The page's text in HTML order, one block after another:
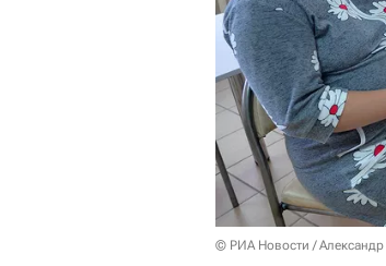
© РИА Новости /